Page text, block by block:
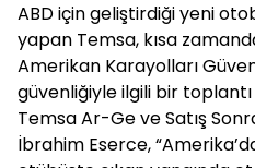
ABD için geliştirdiği yeni
yapan Temsa, kısa
Amerikan Karayolları
güvenliğiyle ilgili bir
Temsa Ar-Ge ve Satış
İbrahim Eserce,